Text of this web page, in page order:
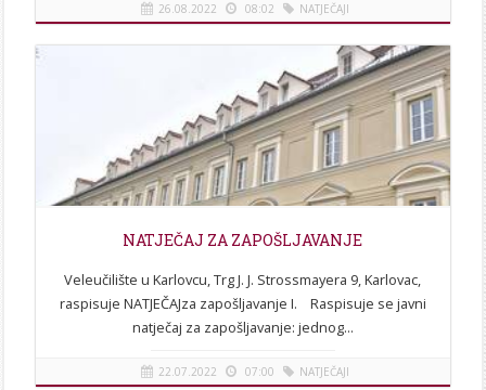
[više]
26.08.2022 08:02 NATJEČAJI
NATJEČAJ ZA ZAPOŠLJAVANJE
Veleučilište u Karlovcu, Trg J. J. Strossmayera 9, Karlovac,
raspisuje NATJEČAJza zapošljavanje I. Raspisuje se javni
natječaj za zapošljavanje: jednog...
[više]
22.07.2022 07:00 NATJEČAJI